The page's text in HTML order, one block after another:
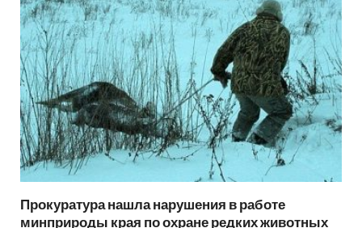
Прокуратура нашла нарушения в работе
минприроды края по охране редких животных